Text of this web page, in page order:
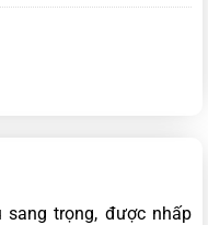
sang trọng, được nhấp